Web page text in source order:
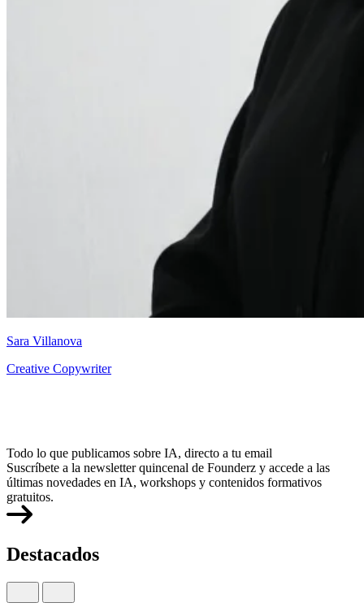
Sara Villanova
Creative Copywriter
Todo lo que publicamos sobre IA, directo a tu email
Suscríbete a la newsletter quincenal de Founderz y accede a las
últimas novedades en IA, workshops y contenidos formativos
gratuitos.
Destacados